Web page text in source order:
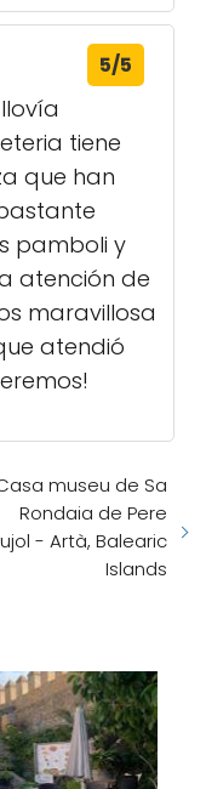
5/5
tiene
que han
pamboli y
atención de
maravillosa
atendió
museu de Sa
Rondaia de Pere
- Artà, Balearic
Islands